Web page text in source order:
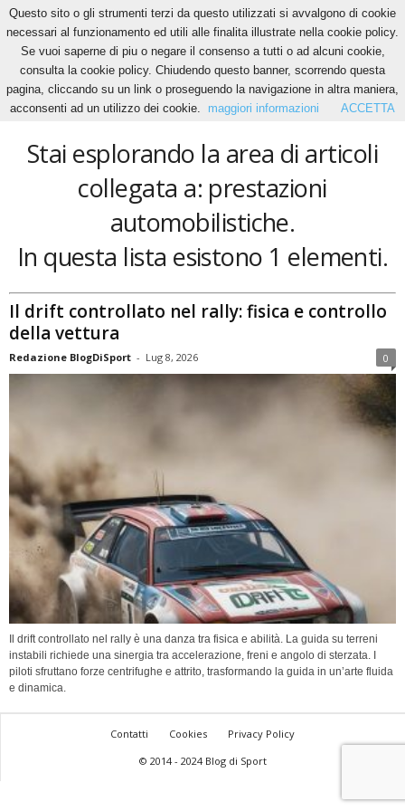
Home Tags Prestazioni automobilistiche
prestazioni automobilistiche
Stai esplorando la area di articoli
collegata a: prestazioni
automobilistiche.
In questa lista esistono 1 elementi.
Il drift controllato nel rally: fisica e controllo
della vettura
Redazione BlogDiSport - Lug 8, 2026 0
Il drift controllato nel rally è una danza tra fisica e abilità. La guida su terreni
instabili richiede una sinergia tra accelerazione, freni e angolo di sterzata. I
piloti sfruttano forze centrifughe e attrito, trasformando la guida in un’arte fluida
e dinamica.
Contatti Cookies
Privacy Policy
© 2014 - 2024 Blog di Sport
Questo sito o gli strumenti terzi da questo utilizzati si avvalgono di cookie
necessari al funzionamento ed utili alle finalita illustrate nella cookie policy.
Se vuoi saperne di piu o negare il consenso a tutti o ad alcuni cookie,
consulta la cookie policy. Chiudendo questo banner, scorrendo questa
pagina, cliccando su un link o proseguendo la navigazione in altra maniera,
acconsenti ad un utilizzo dei cookie.
maggiori informazioni ACCETTA